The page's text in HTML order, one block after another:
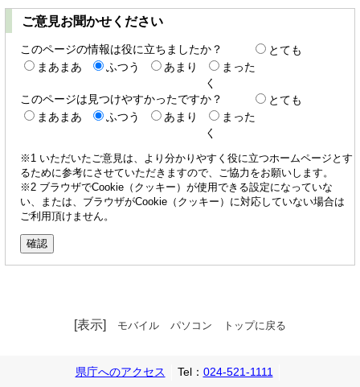
ご意見お聞かせください
このページの情報は役に立ちましたか？
とても
まあまあ
ふつう あまり
まった
く
このページは見つけやすかったですか？
とても
まあまあ
ふつう あまり
まった
く
※1 いただいたご意見は、より分かりやすく役に立つホームページとす
るために参考にさせていただきますので、ご協力をお願いします。
※2 ブラウザでCookie（クッキー）が使用できる設定になっていな
い、または、ブラウザがCookie（クッキー）に対応していない場合は
ご利用頂けません。
[表示] モバイル パソコン トップに戻る
県庁へのアクセス Tel： 024-521-1111